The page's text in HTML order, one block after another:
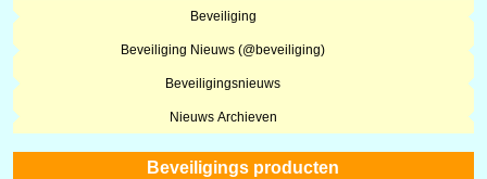
Beveiliging
Beveiliging Nieuws (@beveiliging)
Beveiligingsnieuws
Nieuws Archieven
Beveiligings producten